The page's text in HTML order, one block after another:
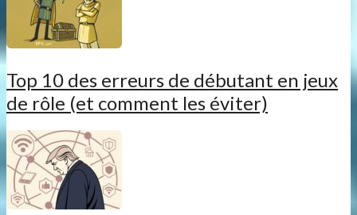
Top 10 des erreurs de débutant en jeux
de rôle (et comment les éviter)